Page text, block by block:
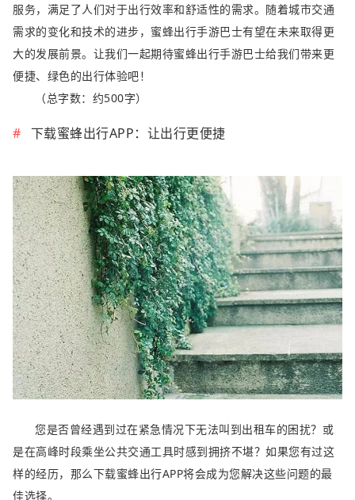
服务，满足了人们对于出行效率和舒适性的需求。随着城市交通
需求的变化和技术的进步，蜜蜂出行手游巴士有望在未来取得更
大的发展前景。让我们一起期待蜜蜂出行手游巴士给我们带来更
便捷、绿色的出行体验吧！
（总字数：约500字）
下载蜜蜂出行APP：让出行更便捷
您是否曾经遇到过在紧急情况下无法叫到出租车的困扰？或
是在高峰时段乘坐公共交通工具时感到拥挤不堪？如果您有过这
样的经历，那么下载蜜蜂出行APP将会成为您解决这些问题的最
佳选择。